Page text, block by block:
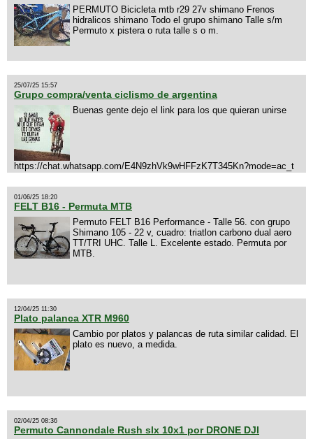
PERMUTO Bicicleta mtb r29 27v shimano Frenos
hidralicos shimano Todo el grupo shimano Talle s/m
Permuto x pistera o ruta talle s o m.
25/07/25 15:57
Grupo compra/venta ciclismo de argentina
Buenas gente dejo el link para los que quieran unirse
https://chat.whatsapp.com/E4N9zhVk9wHFFzK7T345Kn?mode=ac_t
01/06/25 18:20
FELT B16 - Permuta MTB
Permuto FELT B16 Performance - Talle 56. con grupo
Shimano 105 - 22 v, cuadro: triatlon carbono dual aero
TT/TRI UHC. Talle L. Excelente estado. Permuta por
MTB.
12/04/25 11:30
Plato palanca XTR M960
Cambio por platos y palancas de ruta similar calidad. El
plato es nuevo, a medida.
02/04/25 08:36
Permuto Cannondale Rush slx 10x1 por DRONE DJI